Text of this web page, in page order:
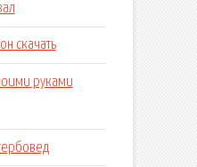
скачать
руками